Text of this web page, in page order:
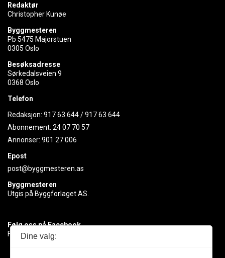
Redaktør
Christopher Kunøe
Byggmesteren
Pb 5475 Majorstuen
0305 Oslo
Besøksadresse
Sørkedalsveien 9
0368 Oslo
Telefon
Redaksjon: 917 63 644/917 63 644
Abonnement: 24 07 70 57
Annonser: 901 27 006
Epost
post@byggmesteren.as
Byggmesteren
Utgis på Byggforlaget AS.
Følg oss på Facebook
Få med deg det siste innen byggebransjen
Dine valg: